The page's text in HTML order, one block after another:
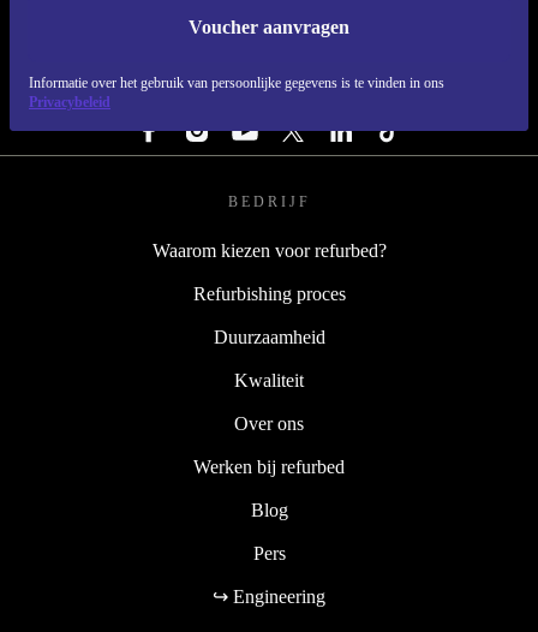
Voucher aanvragen
Informatie over het gebruik van persoonlijke gegevens is te vinden in ons
Privacybeleid
REFURBED NEDERLAND - RETHINK NEW.
VOLG ONS
BEDRIJF
Waarom kiezen voor refurbed?
Refurbishing proces
Duurzaamheid
Kwaliteit
Over ons
Werken bij refurbed
Blog
Pers
↪ Engineering